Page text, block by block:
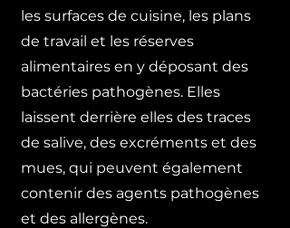
les surfaces de cuisine, les plans
de travail et les réserves
alimentaires en y déposant des
bactéries pathogènes. Elles
laissent derrière elles des traces
de salive, des excréments et des
mues, qui peuvent également
contenir des agents pathogènes
et des allergènes.